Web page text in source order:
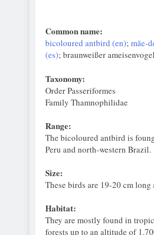
Common name:
bicoloured antbird (en); mãe-
(es); braunweißer
Taxonomy:
Order Passeriformes
Family Thamnophilidae
Range:
The bicoloured antbird is
Peru and north-western Brazil.
Size:
These birds are 19-20 cm
Habitat:
They are mostly found in
forests up to an altitude of